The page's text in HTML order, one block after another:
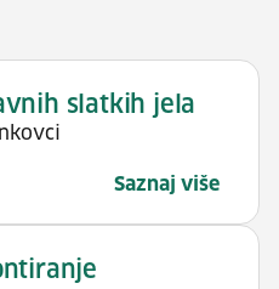
slatkih jela
Saznaj više